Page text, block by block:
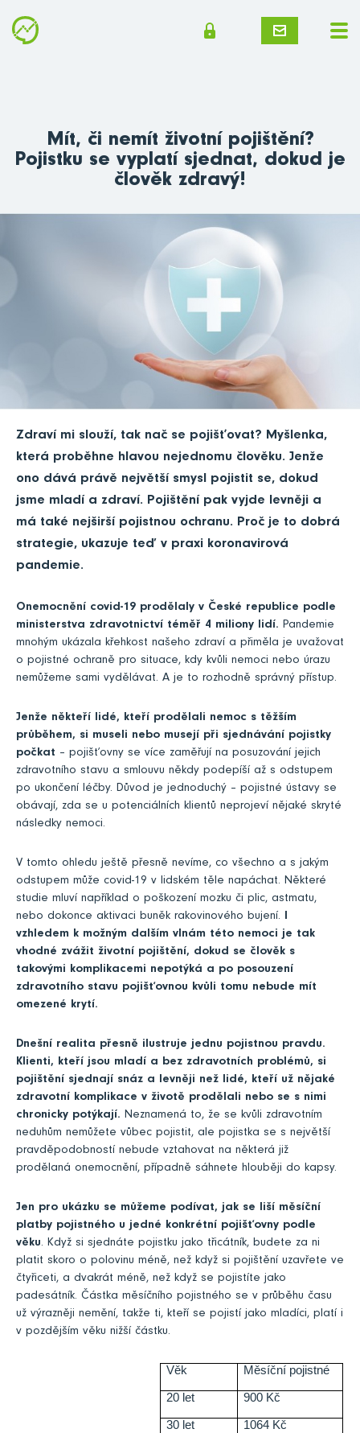
Mít, či nemít životní pojištění?
Pojistku se vyplatí sjednat, dokud je
člověk zdravý!
Zdraví mi slouží, tak nač se pojišťovat? Myšlenka,
která proběhne hlavou nejednomu člověku. Jenže
ono dává právě největší smysl pojistit se, dokud
jsme mladí a zdraví. Pojištění pak vyjde levněji a
má také nejširší pojistnou ochranu. Proč je to dobrá
strategie, ukazuje teď v praxi koronavirová
pandemie.
Onemocnění covid-19 prodělaly v České republice podle
ministerstva zdravotnictví téměř 4 miliony lidí. Pandemie
mnohým ukázala křehkost našeho zdraví a přiměla je uvažovat
o pojistné ochraně pro situace, kdy kvůli nemoci nebo úrazu
nemůžeme sami vydělávat. A je to rozhodně správný přístup.
Jenže někteří lidé, kteří prodělali nemoc s těžším
průběhem, si museli nebo musejí při sjednávání pojistky
počkat – pojišťovny se více zaměřují na posuzování jejich
zdravotního stavu a smlouvu někdy podepíší až s odstupem
po ukončení léčby. Důvod je jednoduchý – pojistné ústavy se
obávají, zda se u potenciálních klientů neprojeví nějaké skryté
následky nemoci.
V tomto ohledu ještě přesně nevíme, co všechno a s jakým
odstupem může covid-19 v lidském těle napáchat. Některé
studie mluví například o poškození mozku či plic, astmatu,
nebo dokonce aktivaci buněk rakovinového bujení. I
vzhledem k možným dalším vlnám této nemoci je tak
vhodné zvážit životní pojištění, dokud se člověk s
takovými komplikacemi nepotýká a po posouzení
zdravotního stavu pojišťovnou kvůli tomu nebude mít
omezené krytí.
Dnešní realita přesně ilustruje jednu pojistnou pravdu.
Klienti, kteří jsou mladí a bez zdravotních problémů, si
pojištění sjednají snáz a levněji než lidé, kteří už nějaké
zdravotní komplikace v životě prodělali nebo se s nimi
chronicky potýkají. Neznamená to, že se kvůli zdravotním
neduhům nemůžete vůbec pojistit, ale pojistka se s největší
pravděpodobností nebude vztahovat na některá již
prodělaná onemocnění, případně sáhnete hlouběji do kapsy.
Jen pro ukázku se můžeme podívat, jak se liší měsíční
platby pojistného u jedné konkrétní pojišťovny podle
věku. Když si sjednáte pojistku jako třicátník, budete za ni
platit skoro o polovinu méně, než když si pojištění uzavřete ve
čtyřiceti, a dvakrát méně, než když se pojistíte jako
padesátník. Částka měsíčního pojistného se v průběhu času
už výrazněji nemění, takže ti, kteří se pojistí jako mladíci, platí i
v pozdějším věku nižší částku.
Věk Měsíční pojistné
20 let 900 Kč
30 let 1064 Kč